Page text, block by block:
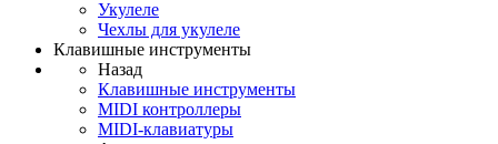
Укулеле
Чехлы для укулеле
Клавишные инструменты
Назад
Клавишные инструменты
MIDI контроллеры
MIDI-клавиатуры